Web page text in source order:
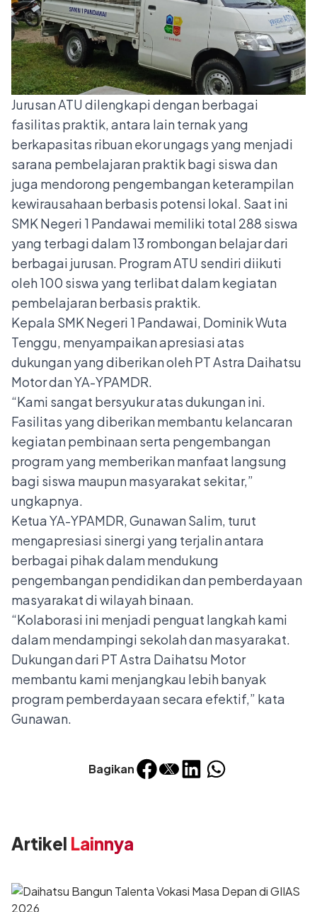
Bagikan
Jurusan ATU dilengkapi dengan berbagai
fasilitas praktik, antara lain ternak yang
berkapasitas ribuan ekor ungags yang menjadi
sarana pembelajaran praktik bagi siswa dan
juga mendorong pengembangan keterampilan
kewirausahaan berbasis potensi lokal. Saat ini
SMK Negeri 1 Pandawai memiliki total 288 siswa
yang terbagi dalam 13 rombongan belajar dari
berbagai jurusan. Program ATU sendiri diikuti
oleh 100 siswa yang terlibat dalam kegiatan
pembelajaran berbasis praktik.
Kepala SMK Negeri 1 Pandawai, Dominik Wuta
Tenggu, menyampaikan apresiasi atas
dukungan yang diberikan oleh PT Astra Daihatsu
Motor dan YA-YPAMDR.
“Kami sangat bersyukur atas dukungan ini.
Fasilitas yang diberikan membantu kelancaran
kegiatan pembinaan serta pengembangan
program yang memberikan manfaat langsung
bagi siswa maupun masyarakat sekitar,”
ungkapnya.
Ketua YA-YPAMDR, Gunawan Salim, turut
mengapresiasi sinergi yang terjalin antara
berbagai pihak dalam mendukung
pengembangan pendidikan dan pemberdayaan
masyarakat di wilayah binaan.
“Kolaborasi ini menjadi penguat langkah kami
dalam mendampingi sekolah dan masyarakat.
Dukungan dari PT Astra Daihatsu Motor
membantu kami menjangkau lebih banyak
program pemberdayaan secara efektif,” kata
Gunawan.
Artikel Lainnya